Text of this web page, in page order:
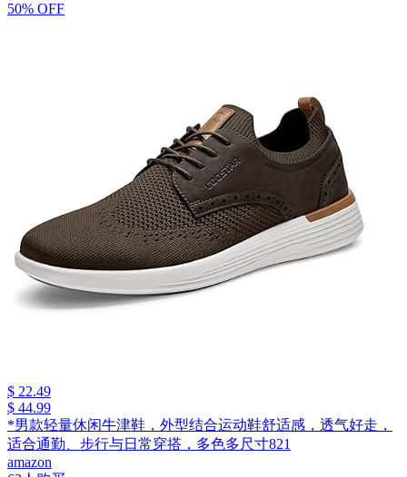
50% OFF
$ 22.49
$ 44.99
*男款轻量休闲牛津鞋，外型结合运动鞋舒适感，透气好走，
适合通勤、步行与日常穿搭，多色多尺寸821
amazon